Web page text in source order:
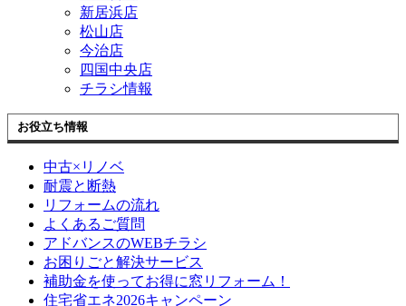
新居浜店
松山店
今治店
四国中央店
チラシ情報
お役立ち情報
中古×リノベ
耐震と断熱
リフォームの流れ
よくあるご質問
アドバンスのWEBチラシ
お困りごと解決サービス
補助金を使ってお得に窓リフォーム！
住宅省エネ2026キャンペーン